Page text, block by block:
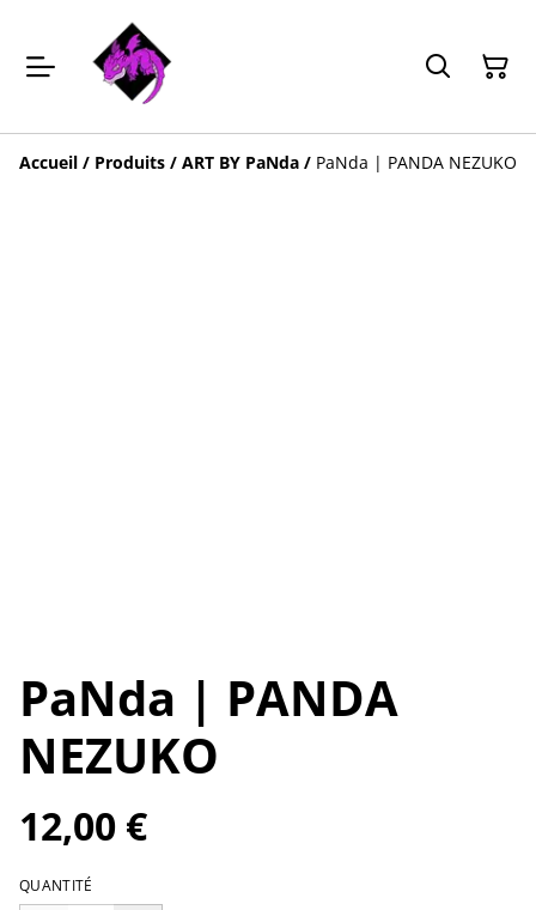
Accueil / Produits / ART BY PaNda / PaNda | PANDA NEZUKO
PaNda | PANDA
NEZUKO
12,00 €
QUANTITÉ